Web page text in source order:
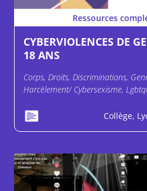
Ressources
CYBERVIOLENCES DE
18 ANS
Corps, Droits, Discriminations,
Harcèlement/ Cybersexisme,
Collège,